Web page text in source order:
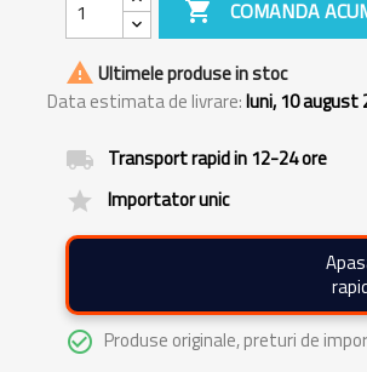
 COMANDA
 Ultimele produse in stoc
Data estimata de livrare:luni, 10 august
local_shipping Transport rapid in 12-24 ore
grade Importator unic
check_circle_outline Produse originale, preturi de